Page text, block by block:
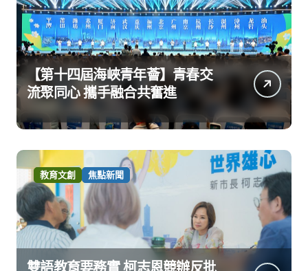
【第十四屆海峽青年薈】青春交
流聚同心 攜手融合共奮進
教育文創 焦點新聞
雙語教育要務實 柯志恩競辦反批